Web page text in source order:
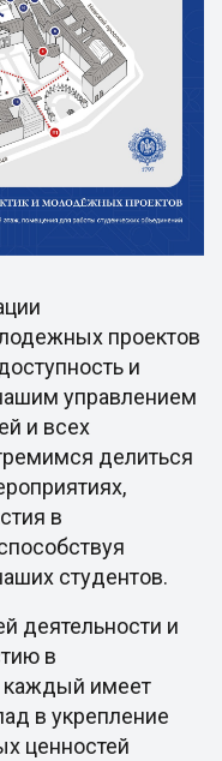
проектов
и
управлением
и всех
делиться
в
студентов.
деятельности и
в
каждый имеет
в укрепление
ценностей